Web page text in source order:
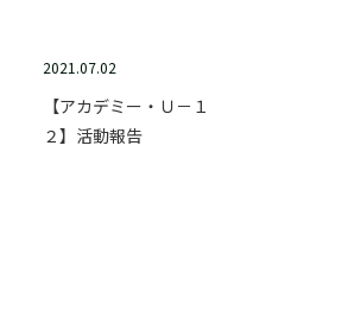
2021.07.02
【アカデミー・Ｕ－１
２】活動報告